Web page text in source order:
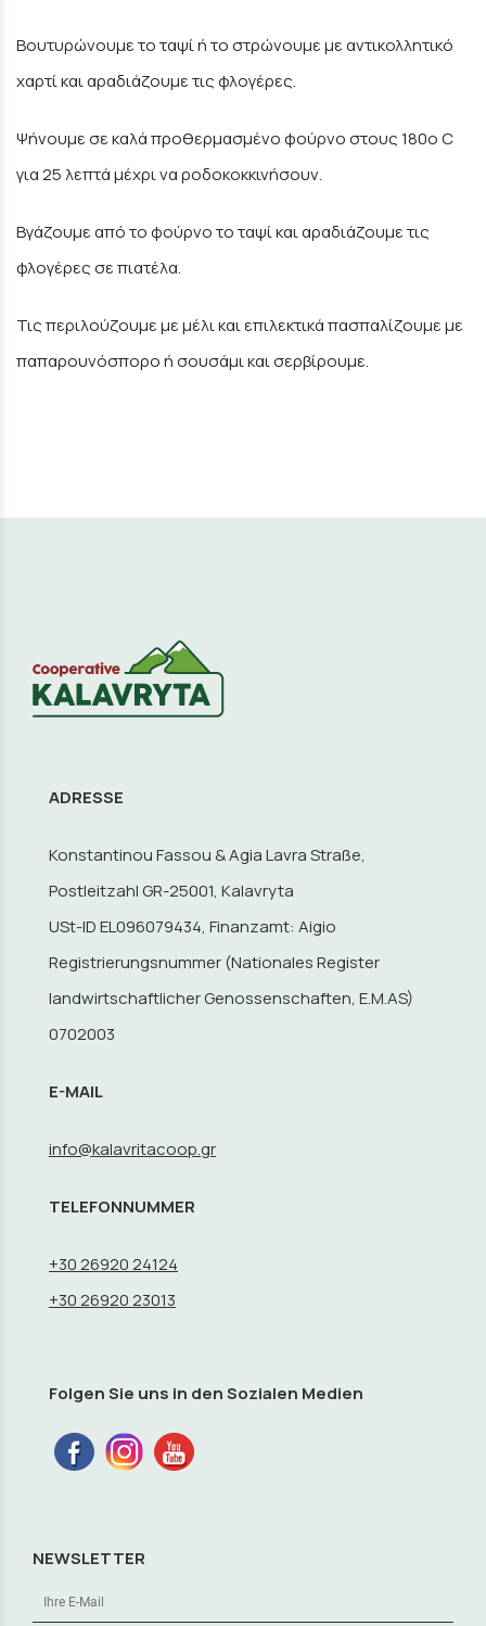
Βουτυρώνουμε το ταψί ή το στρώνουμε με αντικολλητικό
χαρτί και αραδιάζουμε τις φλογέρες.
Ψήνουμε σε καλά προθερμασμένο φούρνο στους 180ο C
για 25 λεπτά μέχρι να ροδοκοκκινήσουν.
Βγάζουμε από το φούρνο το ταψί και αραδιάζουμε τις
φλογέρες σε πιατέλα.
Τις περιλούζουμε με μέλι και επιλεκτικά πασπαλίζουμε με
παπαρουνόσπορο ή σουσάμι και σερβίρουμε.
ADRESSE
Konstantinou Fassou & Agia Lavra Straße,
Postleitzahl GR-25001, Kalavryta
USt-ID EL096079434, Finanzamt: Aigio
Registrierungsnummer (Nationales Register
landwirtschaftlicher Genossenschaften, E.M.AS)
0702003
E-MAIL
info@kalavritacoop.gr
TELEFONNUMMER
+30 26920 24124
+30 26920 23013
Folgen Sie uns in den Sozialen Medien
NEWSLETTER